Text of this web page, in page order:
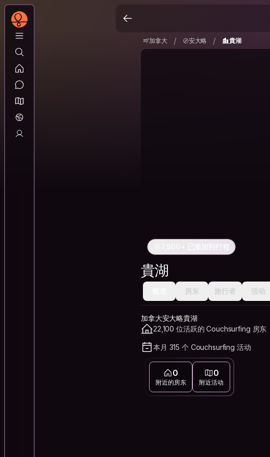
加拿大 / 安大略 / 貴湖
7,500+ 已添加到行程
貴湖
房东 旅行者 活动
加拿大安大略貴湖
22,100 位活跃的 Couchsurfing 房东
本月 315 个 Couchsurfing 活动
0
附近的房东
0
附近活动